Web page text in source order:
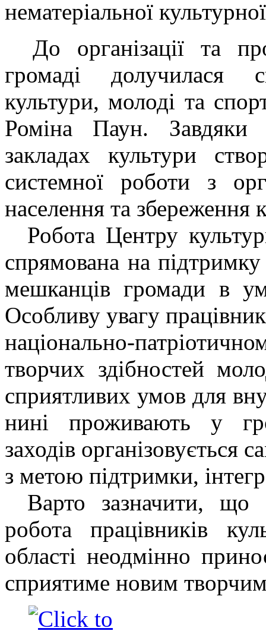
нематеріальної
До організації та
громаді долучилася
культури, молоді та
Роміна Паун. Завдяки
закладах культури
системної роботи з
населення та збереження
Робота Центру
спрямована на
мешканців громади в
Особливу увагу
національно-
творчих здібностей
сприятливих умов для
нині проживають у
заходів організовується
з метою підтримки,
Варто зазначити, що
робота працівників
областінеодмінно
сприятиме новим